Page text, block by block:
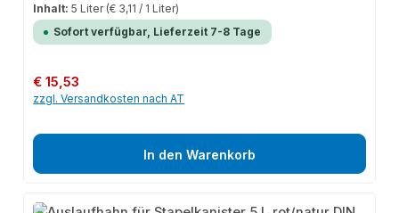
Inhalt:5 Liter (€ 3,11 / 1 Liter)
Sofort verfügbar, Lieferzeit 7-8 Tage
Regulärer Preis:
€ 15,53
zzgl. Versandkosten nach AT
In den Warenkorb